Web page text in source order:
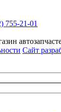
755-21-01
Сайт